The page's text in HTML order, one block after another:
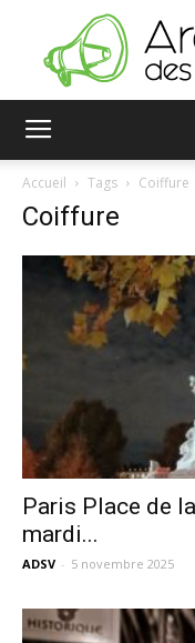
Accueil Tags Coiffure
Coiffure
Paris Place de
mardi...
ADSV - 5 novembre 2025